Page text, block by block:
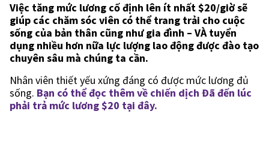
Việc tăng mức lương cố định lên ít nhất $20/giờ sẽ
giúp các chăm sóc viên có thể trang trải cho cuộc
sống của bản thân cũng như gia đình – VÀ tuyển
dụng nhiều hơn nữa lực lượng lao động được đào tạo
chuyên sâu mà chúng ta cần.
Nhân viên thiết yếu xứng đáng có được mức lương đủ
sống. Bạn có thể đọc thêm về chiến dịch Đã đến lúc
phải trả mức lương $20 tại đây.